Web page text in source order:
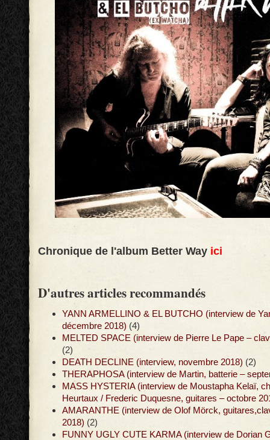
Chronique de l'album Better Way ici
D'autres articles recommandés
YANN ARMELLINO & EL BUTCHO (interview de
décembre 2018) (4)
MELTED SPACE (interview de Pierre Le Pape –
(2)
DEATH DECLINE (interview, novembre 2018) (2)
THERAPHOSA (interview de Martin, batterie –
MASS HYSTERIA (interview de Moustapha Kelaï,
Heurtaux / Frederic Duquesne, guitares – octobre
AMARANTHE (interview de Olof Mörck,
2018) (2)
FUNNY UGLY CUTE KARMA (interview de Dorian